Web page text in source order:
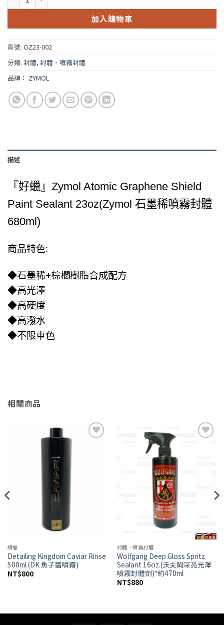
加入購物車
貨號: OZ23-002
分類: 封體, 封體、噴霧封體
品牌： ZYMOL
描述
『好蠟』Zymol Atomic Graphene Shield
Paint Sealant 23oz(Zymol 石墨稀噴霧封體
680ml)
商品特色:
◆石墨稀+棕櫚樹脂合成配方
◆高光澤
◆高硬度
◆高潑水
◆不限車色
相關商品
噴蠟
Detailing Kingdom Caviar Rinse
500ml (DK 魚子醬噴霧)
NT$800
封體、噴霧封體
Wolfgang Deep Gloss Spritz
Sealant 16oz.(沃夫岡深亮光澤
噴霧封體劑)*約470ml
NT$880